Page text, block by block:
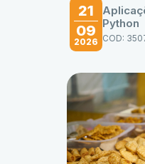
21
09
2026
Python
COD: